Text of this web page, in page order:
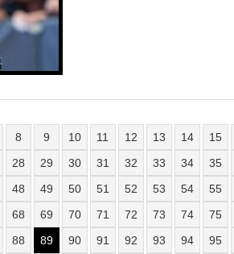
8 9 10 11 12 13 14 15
28 29 30 31 32 33 34 35
48 49 50 51 52 53 54 55
68 69 70 71 72 73 74 75
88 89 90 91 92 93 94 95